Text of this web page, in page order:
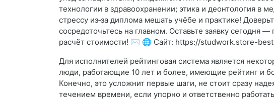
технологии в здравоохранении; этика и деонтология в
стрессу из‑за диплома мешать учёбе и практике!
сосредоточьтесь на главном. Оставьте заявку сегодня
расчёт стоимости! ✉️ 🌐 Сайт: https://studwork.store-
Для исполнителей рейтинговая система является
люди, работающие 10 лет и более, имеющие рейтинг и
Конечно, это усложнит первые шаги, не стоит сразу
течением времени, если упорно и ответственно